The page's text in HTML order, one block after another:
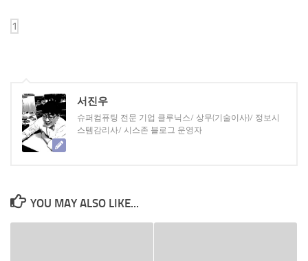
서진우
슈퍼컴퓨팅 전문 기업 클루닉스/ 상무(기술이사)/ 정보시
스템감리사/ 시스존 블로그 운영자
YOU MAY ALSO LIKE...